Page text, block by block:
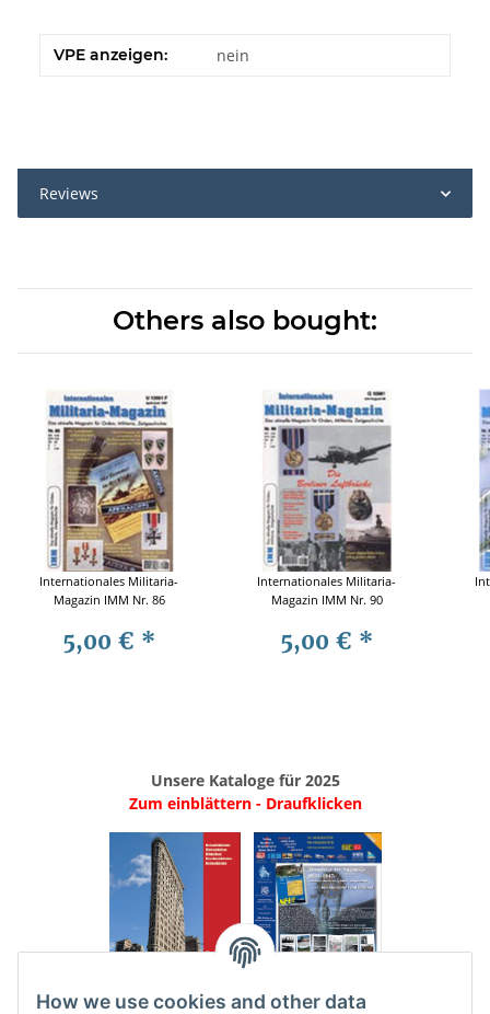
VPE anzeigen: nein
Reviews
Others also bought:
Internationales Militaria-
Magazin IMM Nr. 86
5,00 € *
Internationales Militaria-
Magazin IMM Nr. 90
5,00 € *
Unsere Kataloge für 2025
Zum einblättern - Draufklicken
. ..
How we use cookies and other data